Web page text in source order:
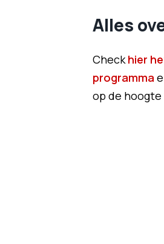
Alles
Checkhier
programma
op de